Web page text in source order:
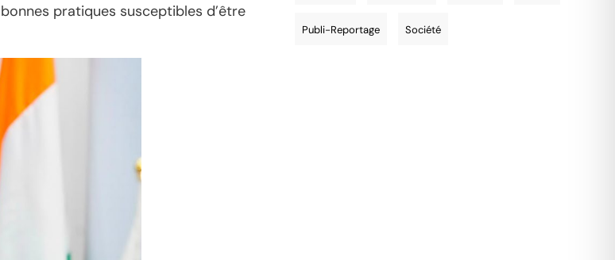
pratiques susceptibles d’être
Publi-Reportage Société